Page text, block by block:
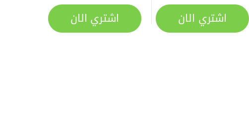
اشتري الان اشتري الان